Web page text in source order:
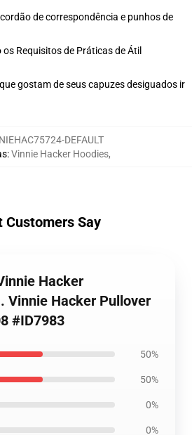
de correspondência e punhos de
Requisitos de Práticas de Átil
gostam de seus capuzes desiguados ir
DEFAULT
:Vinnie Hacker Hoodies,
Customers Say
Hacker
Vinnie Hacker Pullover
#ID7983
50%
50%
0%
0%